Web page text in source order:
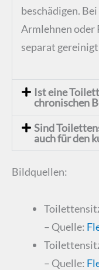
beschädigen.
Armlehnen oder
separat
Ist eine
chronischen
Sind
auch für den
Bildquellen:
– Quelle:
– Quelle: